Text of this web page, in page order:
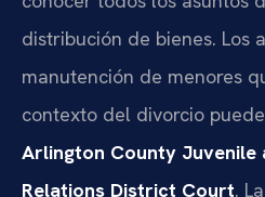
distribución de bienes. Los
manutención de menores
contexto del divorcio
Arlington County Juvenile
Relations District Court.